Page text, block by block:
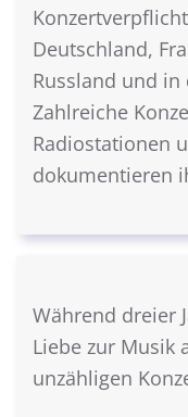
Deutschland,
Russland und in
Zahlreiche
Radiostationen
dokumentieren
Während dreier
Liebe zur Musik
unzähligen